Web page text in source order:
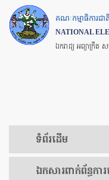
Skip
to
main
គណៈកម្មាធិការជ
NATIONAL
ឯករាជ្យ អព្យាក្រឹត
ទំព័រ​ដើម
ឯកសារ​ពាក់ព័ន្ធ​កា